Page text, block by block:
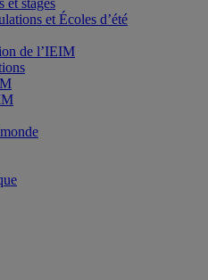
et stages
et Écoles d’été
de l’IEIM